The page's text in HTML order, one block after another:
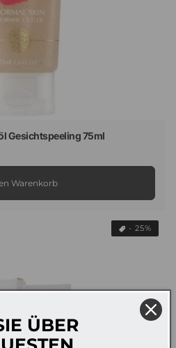
Gesichtspeeling 75ml
Warenkorb
- 25%
ÜBER